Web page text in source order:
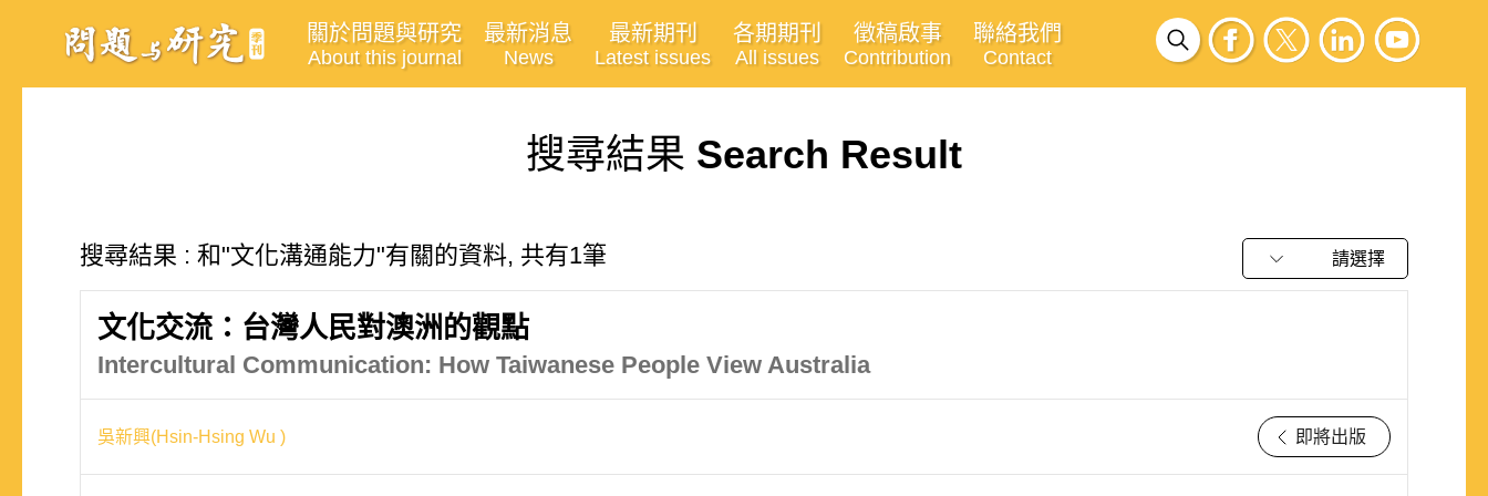
關於問題與研究
About this journal
最新消息
News
最新期刊
Latest issues
各期期刊
All issues
徵稿啟事
Contribution
聯絡我們
Contact
搜尋結果 Search Result
搜尋結果 : 和"文化溝通能力"有關的資料, 共有1筆 請選擇
文化交流：台灣人民對澳洲的觀點
Intercultural Communication: How Taiwanese People View Australia
吳新興(Hsin-Hsing Wu ) 即將出版